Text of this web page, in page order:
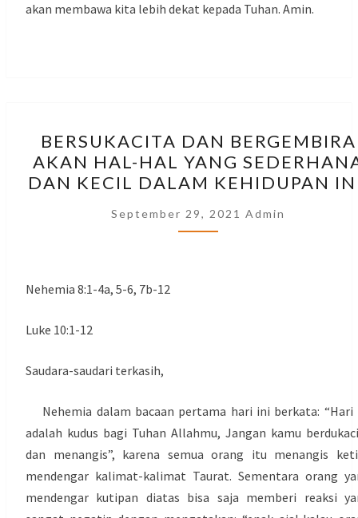
akan membawa kita lebih dekat kepada Tuhan. Amin.
DAN
BERGEMBIRA
AKAN
HAL-
HAL
BERSUKACITA DAN BERGEMBIRA
AKAN HAL-HAL YANG
DAN KECIL DALAM KEHIDUPAN
September 29, 2021 Admin
Nehemia 8:1-4a, 5-6, 7b-12
Luke 10:1-12
Saudara-saudari terkasih,
Nehemia dalam bacaan pertama hari ini berkata: “Hari
adalah kudus bagi Tuhan Allahmu, Jangan kamu
dan menangis”, karena semua orang itu menangis
mendengar kalimat-kalimat Taurat. Sementara orang
mendengar kutipan diatas bisa saja memberi reaksi